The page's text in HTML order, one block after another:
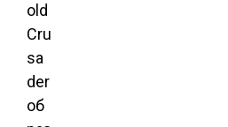
old
Cru
sa
der
об